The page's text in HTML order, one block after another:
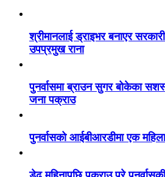
श्रीमानलाई ड्राइभर बनाएर
उपप्रमुख राना
पुनर्वासमा ब्राउन सुगर बोकेका
जना पक्राउ
पुनर्वासको आईबीआरडीमा एक